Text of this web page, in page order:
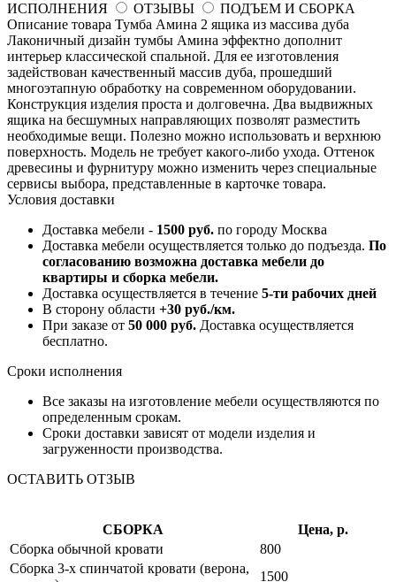
ИСПОЛНЕНИЯ
ОТЗЫВЫ
ПОДЪЕМ И СБОРКА
Описание товара Тумба Амина 2 ящика из массива дуба
Лаконичный дизайн тумбы Амина эффектно дополнит
интерьер классической спальной. Для ее изготовления
задействован качественный массив дуба, прошедший
многоэтапную обработку на современном оборудовании.
Конструкция изделия проста и долговечна. Два выдвижных
ящика на бесшумных направляющих позволят разместить
необходимые вещи. Полезно можно использовать и верхнюю
поверхность. Модель не требует какого-либо ухода. Оттенок
древесины и фурнитуру можно изменить через специальные
сервисы выбора, представленные в карточке товара.
Условия доставки
Доставка мебели - 1500 руб. по городу Москва
Доставка мебели осуществляется только до подъезда. По
согласованию возможна доставка мебели до
квартиры и сборка мебели.
Доставка осуществляется в течение 5-ти рабочих дней
В сторону области +30 руб./км.
При заказе от 50 000 руб. Доставка осуществляется
бесплатно.
Сроки исполнения
Все заказы на изготовление мебели осуществляются по
определенным срокам.
Сроки доставки зависят от модели изделия и
загруженности производства.
ОСТАВИТЬ ОТЗЫВ
СБОРКА
Цена, р.
Сборка обычной кровати
800
Сборка 3-х спинчатой кровати (верона,
1500